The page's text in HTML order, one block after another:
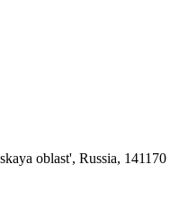
oblast', Russia, 141170